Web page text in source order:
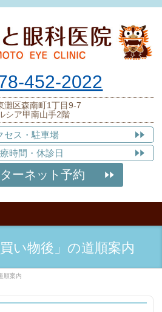
452-2022
灘区森南町1丁目9-7
シア甲南山手2階
セス ・駐車場
時間 ・休診日
ーネット予約
い物後」の道順案内
順案内